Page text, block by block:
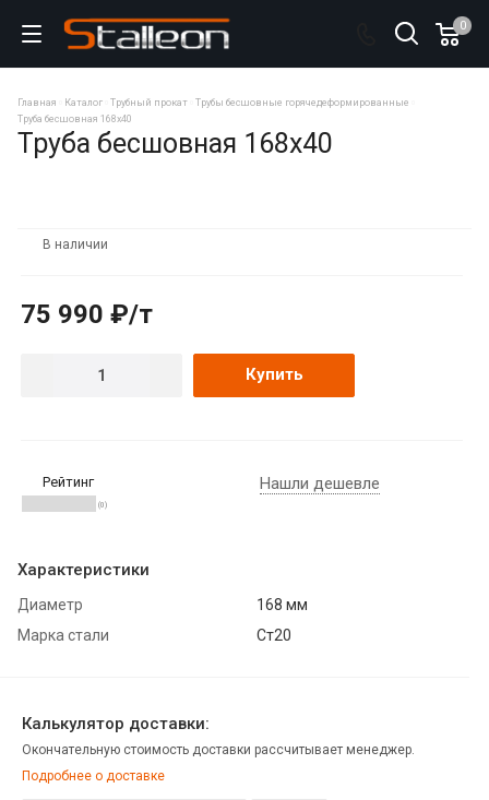
0
Главная Каталог Трубный прокат
Трубы бесшовные горячедеформированные
Труба бесшовная 168х40
Труба бесшовная 168х40
В наличии
75 990 ₽/т
Купить
Рейтинг
(0)
Нашли дешевле
Характеристики
Диаметр
168 мм
Марка стали
Ст20
Калькулятор доставки:
Окончательную стоимость доставки рассчитывает менеджер.
Подробнее о доставке